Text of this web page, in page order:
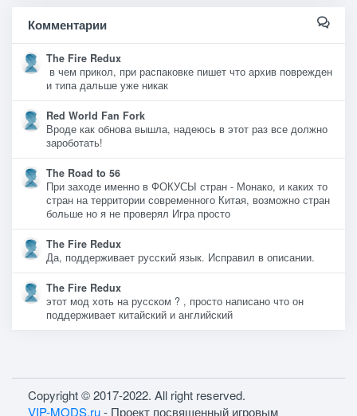
Комментарии
The Fire Redux
в чем прикол, при распаковке пишет что архив поврежден
и типа дальше уже никак
Red World Fan Fork
Вроде как обнова вышла, надеюсь в этот раз все должно
зароботать!
The Road to 56
При заходе именно в ФОКУСЫ стран - Монако, и каких то
стран на территории современного Китая, возможно стран
больше но я не проверял Игра просто
The Fire Redux
Да, поддерживает русский язык. Исправил в описании.
The Fire Redux
этот мод хоть на русском ? , просто написано что он
поддерживает китайский и английский
Copyright © 2017-2022. All right reserved.
VIP-MODS.ru- Проект посвященный игровым